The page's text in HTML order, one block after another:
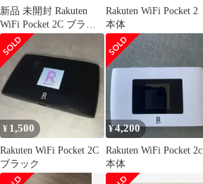
新品 未開封 Rakuten
WiFi Pocket 2C ブラッ
ク
Rakuten WiFi Pocket 2
本体
¥ 1,500
Rakuten WiFi Pocket 2C
ブラック
¥4,200
Rakuten WiFi Pocket 2c
本体